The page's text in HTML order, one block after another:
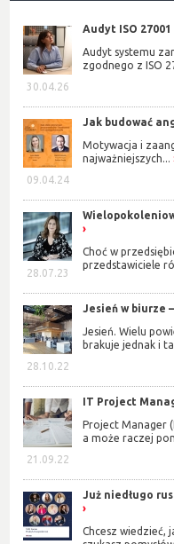
30.04.26
Audyt ISO
Audyt systemu
zgodnego z ISO
09.04.24
Jak budować
Motywacja i
najważniejszych...
28.07.23
Choć w
przedstawiciele
28.10.22
Jesień w biurze
Jesień. Wielu
brakuje jednak i
21.09.22
IT Project
Project Manager
a może raczej
Już niedługo
Chcesz wiedzieć,